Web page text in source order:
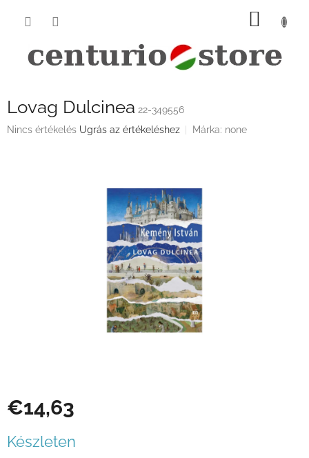
KOSÁR
Lovag Dulcinea 22-349556
A
Nincs értékelés Ugrás az értékeléshez Márka: none
€14,63
Készleten